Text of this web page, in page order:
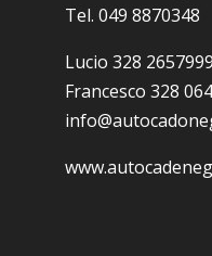
Tel. 049 8870348
Lucio 328 2657999
Francesco 328